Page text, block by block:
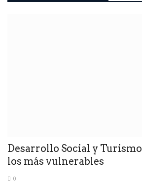
Desarrollo Social y
los más vulnerables
0